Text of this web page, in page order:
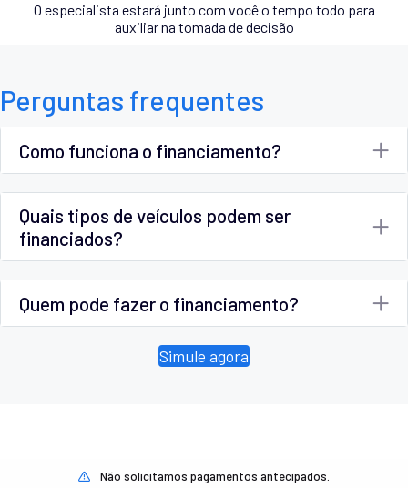
O especialista estará junto com você o tempo todo para
auxiliar na tomada de decisão
Perguntas frequentes
Como funciona o financiamento?
Quais tipos de veículos podem ser
financiados?
Quem pode fazer o financiamento?
Simule agora
Não solicitamos pagamentos antecipados.